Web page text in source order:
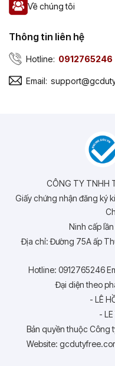
Về chúng tôi
Thông tin liên hệ
Hotline: 0912765246
Email:
CÔNG TY TNHH
Giấy chứng nhận đăng ký
Ninh cấp
Địa chỉ: Đường 75A ấp
Hotline: 0912765246
Đại diện theo
- LÊ
-
Bản quyền thuộc Công
Website: